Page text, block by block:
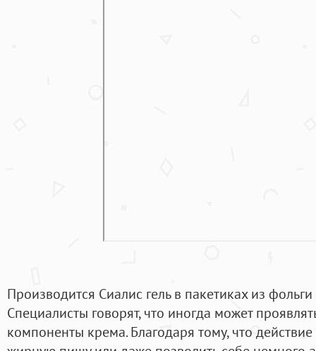
Производится Сиалис гель в пакетиках из
Специалисты говорят, что иногда может
компоненты крема. Благодаря тому, что